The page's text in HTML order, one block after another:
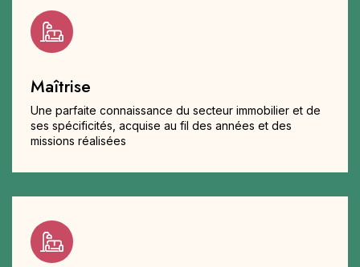
Maîtrise
Une parfaite connaissance du secteur immobilier et de
ses spécificités, acquise au fil des années et des
missions réalisées